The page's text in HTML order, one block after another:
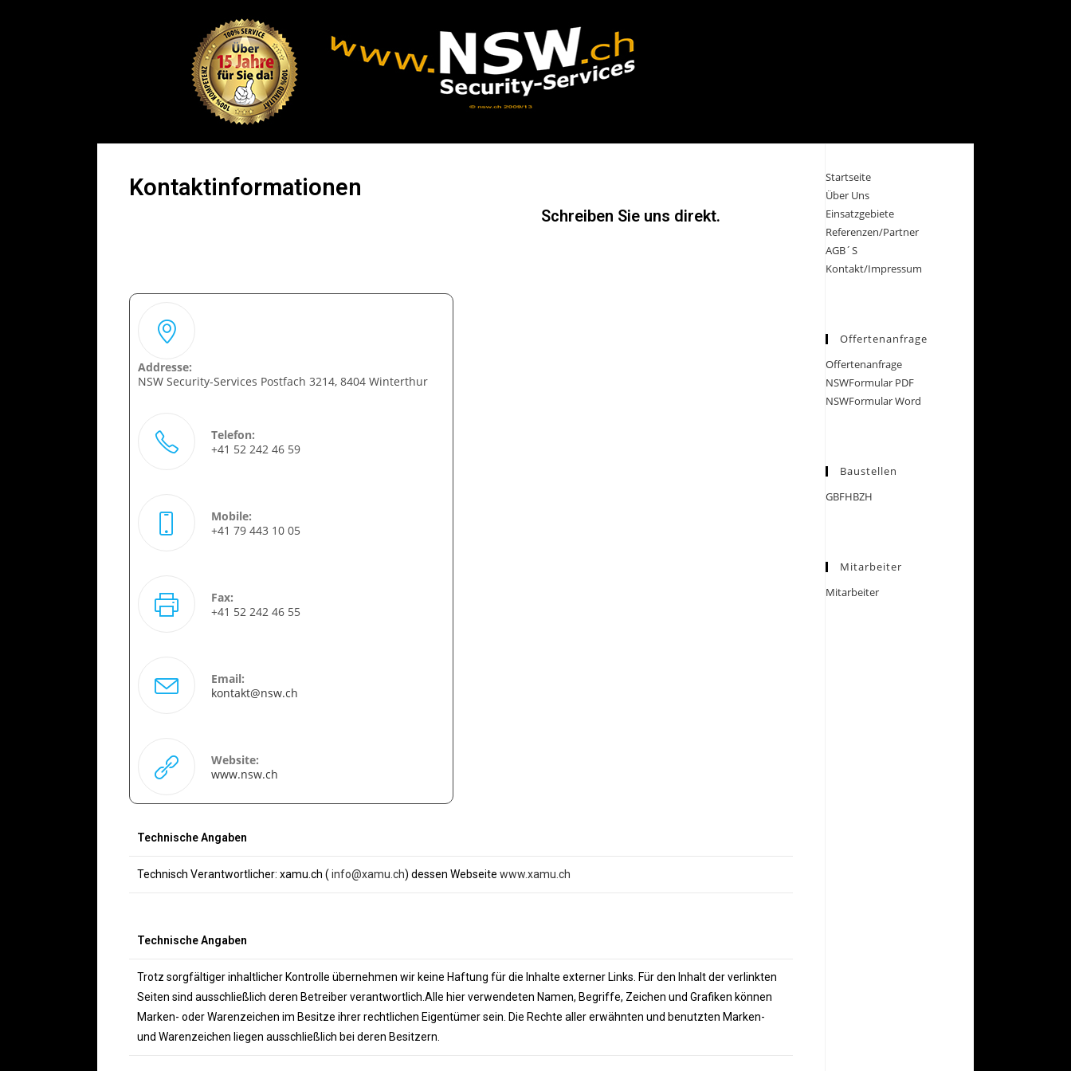
Kontaktinformationen
Addresse:
NSW Security-Services Postfach 3214, 8404 Winterthur
Telefon:
+41 52 242 46 59
Mobile:
+41 79 443 10 05
Fax:
+41 52 242 46 55
Email:
kontakt@nsw.ch
Website:
www.nsw.ch
Schreiben Sie uns direkt.
Technische Angaben
Technisch Verantwortlicher: xamu.ch ( info@xamu.ch) dessen Webseite www.xamu.ch
Technische Angaben
Trotz sorgfältiger inhaltlicher Kontrolle übernehmen wir keine Haftung für die Inhalte externer Links. Für den Inhalt der verlinkten
Seiten sind ausschließlich deren Betreiber verantwortlich.Alle hier verwendeten Namen, Begriffe, Zeichen und Grafiken können
Marken- oder Warenzeichen im Besitze ihrer rechtlichen Eigentümer sein. Die Rechte aller erwähnten und benutzten Marken-
und Warenzeichen liegen ausschließlich bei deren Besitzern.
Startseite
Über Uns
Einsatzgebiete
Referenzen/Partner
AGB´S
Kontakt/Impressum
Offertenanfrage
Offertenanfrage
NSWFormular PDF
NSWFormular Word
Baustellen
GBFHBZH
Mitarbeiter
Mitarbeiter